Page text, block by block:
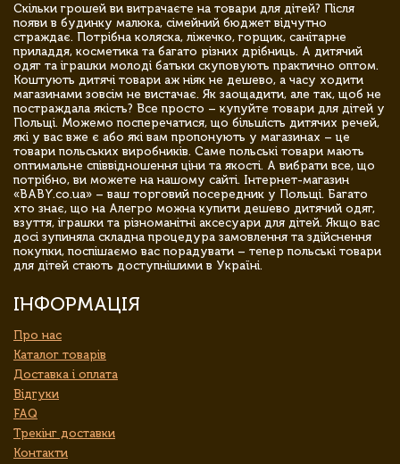
Скільки грошей ви витрачаєте на товари для дітей? Після
появи в будинку малюка, сімейний бюджет відчутно
страждає. Потрібна коляска, ліжечко, горщик, санітарне
приладдя, косметика та багато різних дрібниць. А дитячий
одяг та іграшки молоді батьки скуповують практично оптом.
Коштують дитячі товари аж ніяк не дешево, а часу ходити
магазинами зовсім не вистачає. Як заощадити, але так, щоб не
постраждала якість? Все просто – купуйте товари для дітей у
Польщі. Можемо посперечатися, що більшість дитячих речей,
які у вас вже є або які вам пропонують у магазинах – це
товари польських виробників. Саме польські товари мають
оптимальне співвідношення ціни та якості. А вибрати все, що
потрібно, ви можете на нашому сайті. Інтернет-магазин
«BABY.co.ua» – ваш торговий посередник у Польщі. Багато
хто знає, що на Алегро можна купити дешево дитячий одяг,
взуття, іграшки та різноманітні аксесуари для дітей. Якщо вас
досі зупиняла складна процедура замовлення та здійснення
покупки, поспішаємо вас порадувати – тепер польські товари
для дітей стають доступнішими в Україні.
ІНФОРМАЦІЯ
Про нас
Каталог товарів
Доставка і оплата
Відгуки
FAQ
Трекінг доставки
Контакти